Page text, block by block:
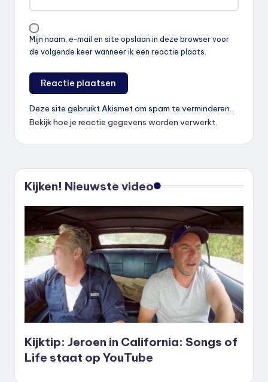
Mijn naam, e-mail en site opslaan in deze browser voor
de volgende keer wanneer ik een reactie plaats.
Deze site gebruikt Akismet om spam te verminderen.
Bekijk hoe je reactie gegevens worden verwerkt.
Kijken! Nieuwste video
Kijktip: Jeroen in California: Songs of
Life staat op YouTube